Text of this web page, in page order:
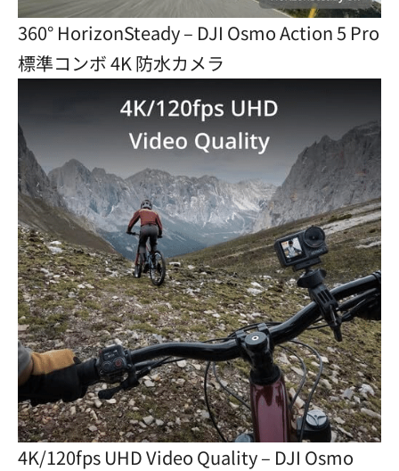
360° HorizonSteady – DJI Osmo Action 5 Pro
標準コンボ 4K 防水カメラ
4K/120fps UHD Video Quality – DJI Osmo